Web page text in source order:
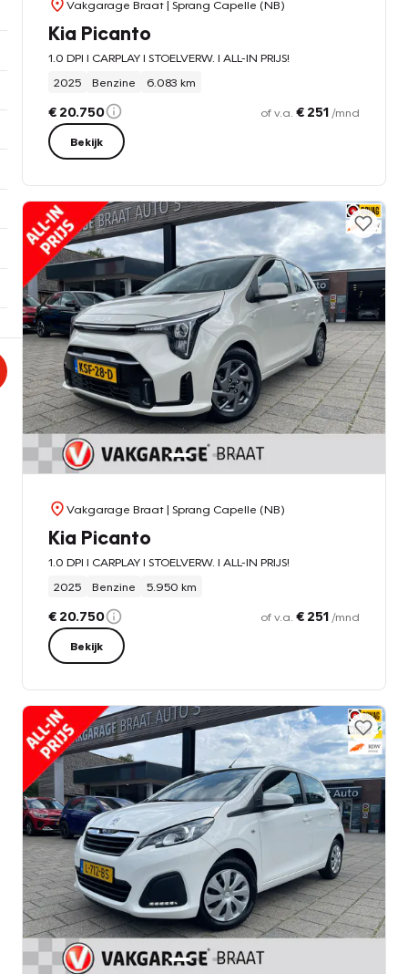
Vakgarage Braat| Sprang Capelle (NB)
Kia Picanto
1.0 DPI l CARPLAY l STOELVERW. l ALL-IN PRIJS!
2025
Benzine 6.083 km
€ 20.750 of v.a. € 251 /mnd
Bekijk
Vakgarage Braat| Sprang Capelle (NB)
Kia Picanto
1.0 DPI l CARPLAY l STOELVERW. l ALL-IN PRIJS!
2025
Benzine 5.950 km
€ 20.750 of v.a. € 251 /mnd
Bekijk